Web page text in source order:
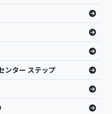
ンター ステップ